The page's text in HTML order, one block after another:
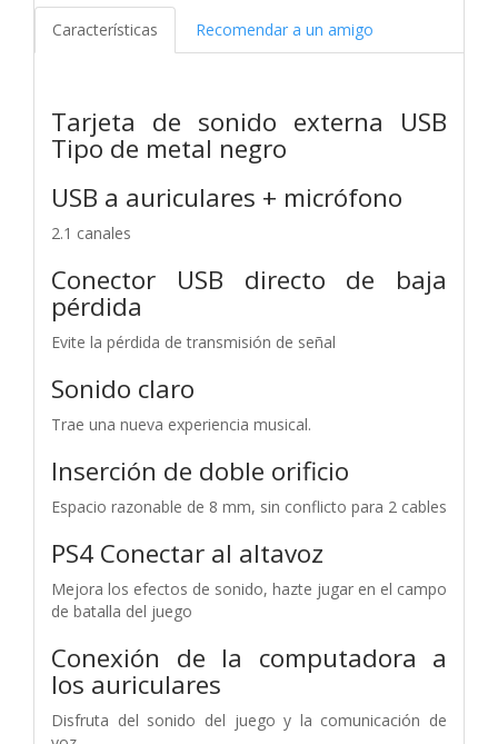
Características Recomendar a un amigo
Tarjeta de sonido externa USB
Tipo de metal negro
USB a auriculares + micrófono
2.1 canales
Conector USB directo de baja
pérdida
Evite la pérdida de transmisión de señal
Sonido claro
Trae una nueva experiencia musical.
Inserción de doble orificio
Espacio razonable de 8 mm, sin conflicto para 2 cables
PS4 Conectar al altavoz
Mejora los efectos de sonido, hazte jugar en el campo
de batalla del juego
Conexión de la computadora a
los auriculares
Disfruta del sonido del juego y la comunicación de